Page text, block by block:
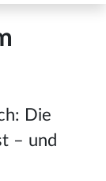
Die
– und